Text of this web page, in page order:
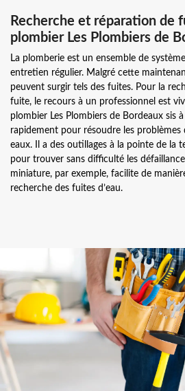
Recherche et réparation de
plombier Les Plombiers de
La plomberie est un ensemble de
entretien régulier. Malgré cette
peuvent surgir tels des fuites. Pour la
fuite, le recours à un professionnel est
plombier Les Plombiers de Bordeaux sis
rapidement pour résoudre les
eaux. Il a des outillages à la pointe de la
pour trouver sans difficulté les
miniature, par exemple, facilite de
recherche des fuites d’eau.